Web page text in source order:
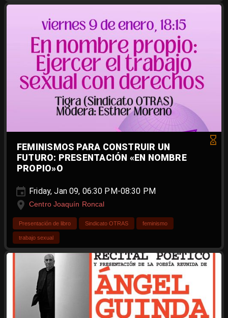
FEMINISMOS PARA CONSTRUIR UN
FUTURO: PRESENTACIÓN «EN NOMBRE
PROPIO»O
Friday, Jan 09, 06:30 PM-08:30 PM
Centro Joaquín Roncal
Presentación de libro Sindicato OTRAS feminismo
trabajo sexual